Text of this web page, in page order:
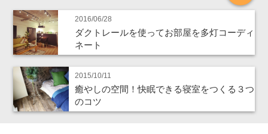
2016/06/28
ダクトレールを使ってお部屋を多灯コーディ
ネート
2015/10/11
癒やしの空間！快眠できる寝室をつくる３つ
のコツ